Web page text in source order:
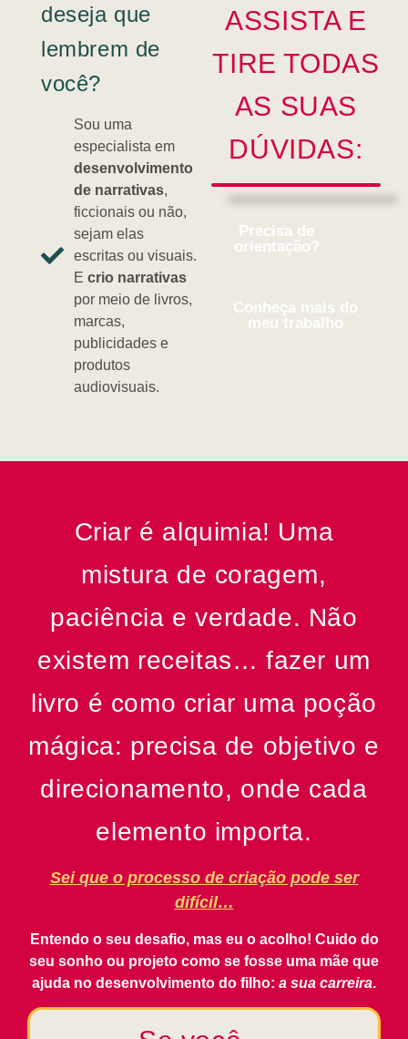
deseja que
lembrem de
você?
Sou uma
especialista em
desenvolvimento
de narrativas,
ficcionais ou não,
sejam elas
escritas ou visuais.
Ecrio narrativas
por meio de livros,
marcas,
publicidades e
produtos
audiovisuais.
ASSISTA E
TIRE TODAS
AS SUAS
DÚVIDAS:
Precisa de
orientação?
Conheça mais do
meu trabalho
Criar é alquimia! Uma
mistura de coragem,
paciência e verdade. Não
existem receitas… fazer um
livro é como criar uma poção
mágica: precisa de objetivo e
direcionamento, onde cada
elemento importa.
Sei que o processo de criação pode ser
difícil…
Entendo o seu desafio, mas eu o acolho! Cuido do
seu sonho ou projeto como se fosse uma mãe que
ajuda no desenvolvimento do filho: a sua carreira.